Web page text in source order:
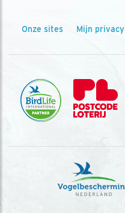
Onze sites Mijn privacy